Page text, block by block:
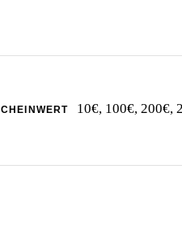
10€, 100€, 200€,